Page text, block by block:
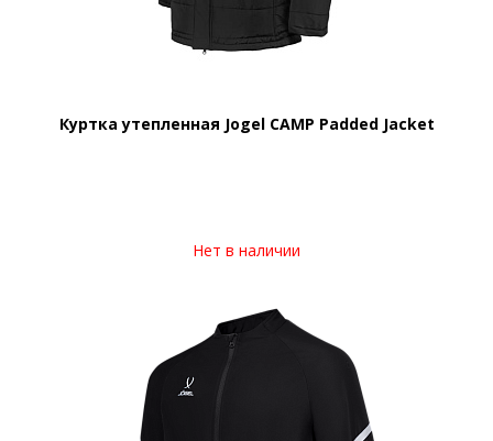
Куртка утепленная Jogel CAMP Padded Jacket
Нет в наличии